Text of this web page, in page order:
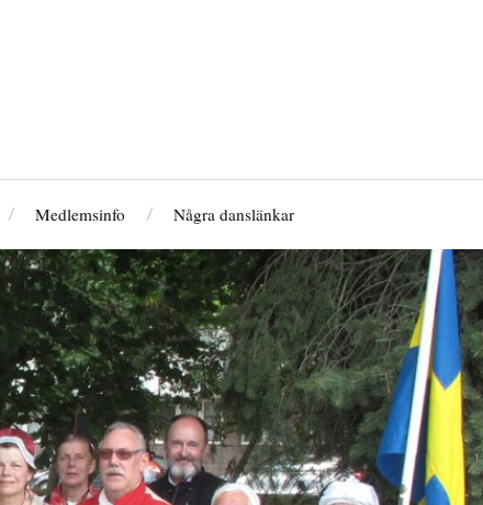
Medlemsinfo Några danslänkar